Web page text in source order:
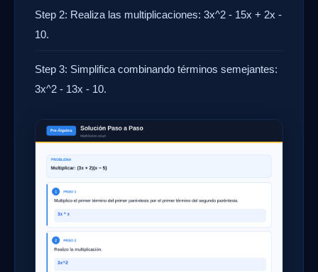
Step 2: Realiza las multiplicaciones: 3x^2 - 15x + 2x -
10.
Step 3: Simplifica combinando términos semejantes:
3x^2 - 13x - 10.